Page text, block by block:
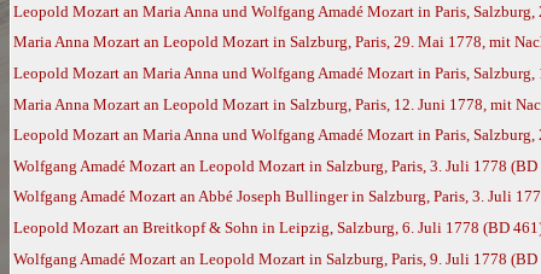
Leopold Mozart an Maria Anna und Wolfgang Amadé Mozart in Paris,
Maria Anna Mozart an Leopold Mozart in Salzburg, Paris, 29. Mai 1778, mit
Leopold Mozart an Maria Anna und Wolfgang Amadé Mozart in Paris,
Maria Anna Mozart an Leopold Mozart in Salzburg, Paris, 12. Juni 1778, mit
Leopold Mozart an Maria Anna und Wolfgang Amadé Mozart in Paris,
Wolfgang Amadé Mozart an Leopold Mozart in Salzburg, Paris, 3. Juli 1778 (BD
Wolfgang Amadé Mozart an Abbé Joseph Bullinger in Salzburg, Paris, 3. Juli
Leopold Mozart an Breitkopf & Sohn in Leipzig, Salzburg, 6. Juli 1778 (BD
Wolfgang Amadé Mozart an Leopold Mozart in Salzburg, Paris, 9. Juli 1778 (BD